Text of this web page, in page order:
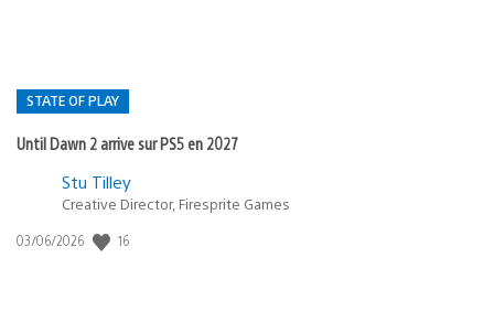
STATE OF PLAY
Until Dawn 2 arrive sur PS5 en 2027
Postée
:
Stu Tilley
Creative Director, Firesprite Games
Date
03/06/2026 16